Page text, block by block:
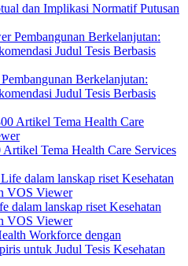
dan Implikasi Normatif Putusan
Berkelanjutan:
Judul Tesis Berbasis
Tema Health Care Services
dalam lanskap riset Kesehatan
VOS Viewer